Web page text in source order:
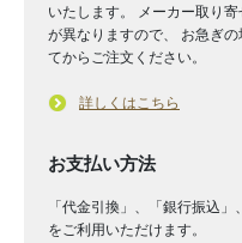
いたします。 メーカー取り
が異なりますので、 お急ぎ
てからご注文ください。
詳しくはこちら
お支払い方法
「代金引換」、「銀行振込
をご利用いただけます。